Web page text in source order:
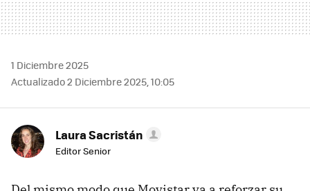
1 Diciembre 2025
Actualizado 2 Diciembre 2025, 10:05
Laura Sacristán
Editor Senior